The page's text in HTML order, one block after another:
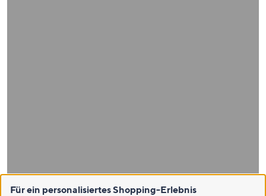
Für ein personalisiertes Shopping-Erlebnis